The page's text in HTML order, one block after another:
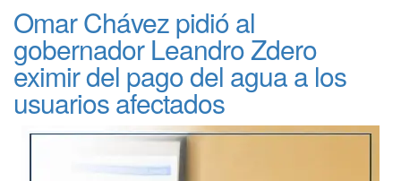
Omar Chávez pidió al
gobernador Leandro Zdero
eximir del pago del agua a los
usuarios afectados